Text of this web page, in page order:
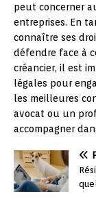
peut concerner
entreprises. En
connaître ses
défendre face à
créancier, il est
légales pour
les meilleures
avocat ou un
accompagner